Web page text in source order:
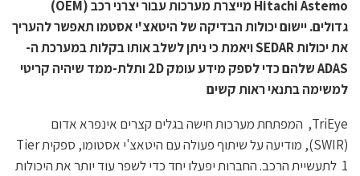
Hitachi Astemo מייצרת מערכות עבור יצרני רכב (OEM)
גדולים. יישום יכולות הבדיקה של היטאצ'י אסטמו תאפשר להעריך
את יכולות SEDAR ויאמת כי ניתן לשלב אותו בקלות במערכת ה-
ADAS שלהם כדי לספק מידע עומק 2D ותלת-ממד שיהיה קריטי
למשימה בתנאי ראות קשים
TriEye, המפתחת מערכות חישה בגלים קצרים אינפרא אדום
(SWIR), מודיעה על שיתוף פעולה עם היטאצ'י אסטומו, ספקית Tier
1 לתעשיית הרכב. החברות יפעלו יחד כדי לשפר עוד יותר את היכולות